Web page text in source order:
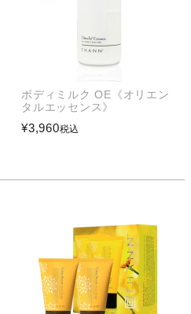
ボディミルク OE《オリエン
タルエッセンス》
¥3,960税込